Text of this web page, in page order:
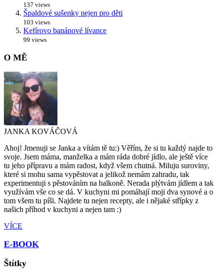
137 views
Špaldové sušenky nejen pro děti
103 views
Kefírovo banánové lívance
99 views
O MĚ
JANKA KOVÁČOVÁ
Ahoj! Jmenuji se Janka a vítám tě tu:) Věřím, že si tu každý najde to
svoje. Jsem máma, manželka a mám ráda dobré jídlo, ale ještě více
tu jeho přípravu a mám radost, když všem chutná. Miluju suroviny,
které si mohu sama vypěstovat a jelikož nemám zahradu, tak
experimentuji s pěstováním na balkoně. Nerada plýtvám jídlem a tak
využívám vše co se dá. V kuchyni mi pomáhají moji dva synové a o
tom všem tu píši. Najdete tu nejen recepty, ale i nějaké střípky z
našich příhod v kuchyni a nejen tam :)
VÍCE
E-BOOK
Štítky